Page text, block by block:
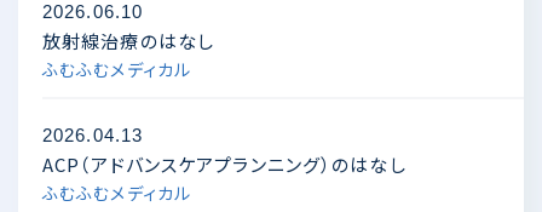
2026.06.10
放射線治療のはなし
ふむふむメディカル
2026.04.13
ACP（アドバンスケアプランニング）のはなし
ふむふむメディカル